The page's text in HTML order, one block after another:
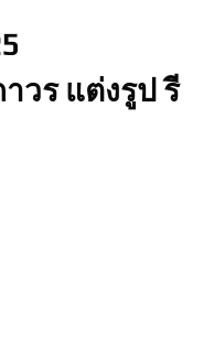
วร แต่งรูป รี